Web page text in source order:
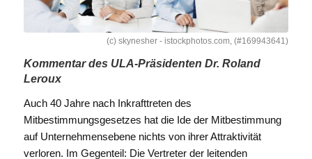
(c) skynesher - istockphotos.com, (#169943641)
Kommentar des ULA-Präsidenten Dr. Roland
Leroux
Auch 40 Jahre nach Inkrafttreten des
Mitbestimmungsgesetzes hat die Ide der Mitbestimmung
auf Unternehmensebene nichts von ihrer Attraktivität
verloren. Im Gegenteil: Die Vertreter der leitenden